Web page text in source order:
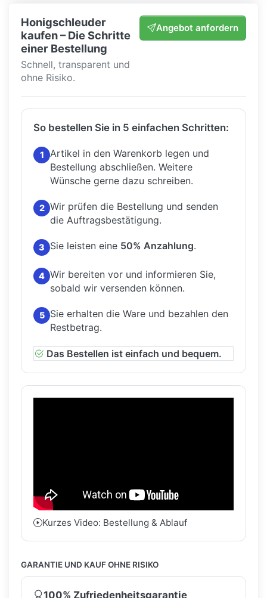
Honigschleuder
kaufen – Die Schritte
einer Bestellung
Schnell, transparent und
ohne Risiko.
Angebot anfordern
So bestellen Sie in 5 einfachen Schritten:
1
Artikel in den Warenkorb legen und
Bestellung abschließen. Weitere
Wünsche gerne dazu schreiben.
2 Wir prüfen die Bestellung und senden
die Auftragsbestätigung.
3 Sie leisten eine 50% Anzahlung.
4 Wir bereiten vor und informieren Sie,
sobald wir versenden können.
5
Sie erhalten die Ware und bezahlen den
Restbetrag.
Das Bestellen ist einfach und bequem.
Kurzes Video: Bestellung & Ablauf
GARANTIE UND KAUF OHNE RISIKO
100% Zufriedenheitsgarantie